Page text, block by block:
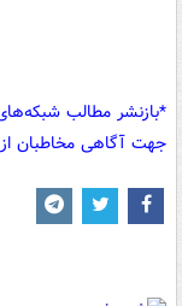
*بازنشر مطالب
جهت آگاهی مخاطبان